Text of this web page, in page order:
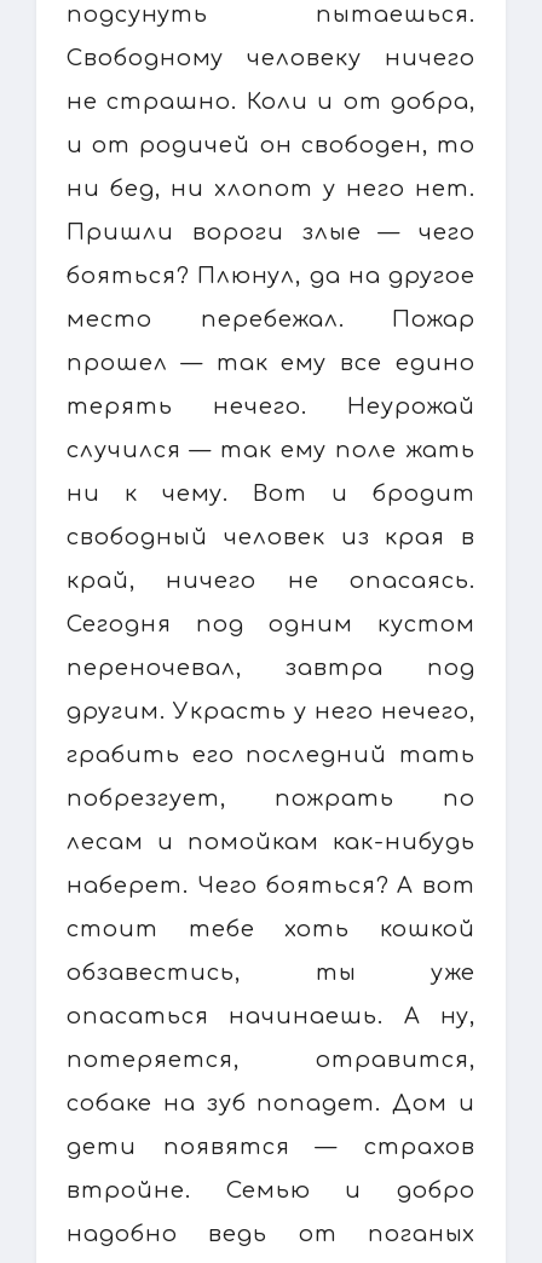
подсунуть пытаешься.
Свободному человеку ничего
не страшно. Коли и от добра,
и от родичей он свободен, то
ни бед, ни хлопот у него нет.
Пришли вороги злые — чего
бояться? Плюнул, да на другое
место перебежал. Пожар
прошел — так ему все едино
терять нечего. Неурожай
случился — так ему поле жать
ни к чему. Вот и бродит
свободный человек из края в
край, ничего не опасаясь.
Сегодня под одним кустом
переночевал, завтра под
другим. Украсть у него нечего,
грабить его последний тать
побрезгует, пожрать по
лесам и помойкам как-нибудь
наберет. Чего бояться? А вот
стоит тебе хоть кошкой
обзавестись, ты уже
опасаться начинаешь. А ну,
потеряется, отравится,
собаке на зуб попадет. Дом и
дети появятся — страхов
втройне. Семью и добро
надобно ведь от поганых